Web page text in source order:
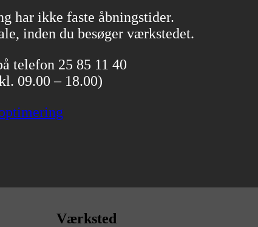
har ikke faste åbningstider.
inden du besøger værkstedet.
telefon 25 85 11 40
09.00 – 18.00)
Værksted